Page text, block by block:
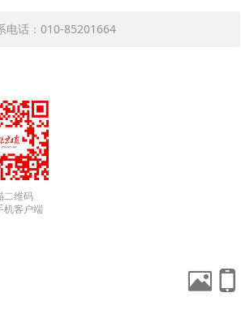
电话：010-85201664
二维码
机客户端